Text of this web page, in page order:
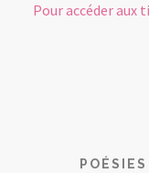
Pour accéder aux